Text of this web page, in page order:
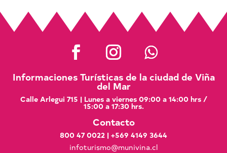
Informaciones Turísticas de la ciudad de Viña
del Mar
Calle Arlegui 715 | Lunes a viernes 09:00 a 14:00 hrs /
15:00 a 17:30 hrs.
Contacto
800 47 0022 | +569 4149 3644
infoturismo@munivina.cl